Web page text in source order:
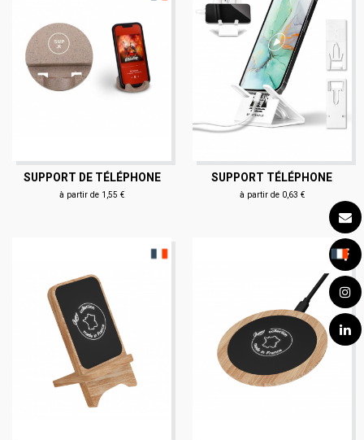
SUPPORT DE TÉLÉPHONE
à partir de 1,55 €
SUPPORT TÉLÉPHONE
à partir de 0,63 €